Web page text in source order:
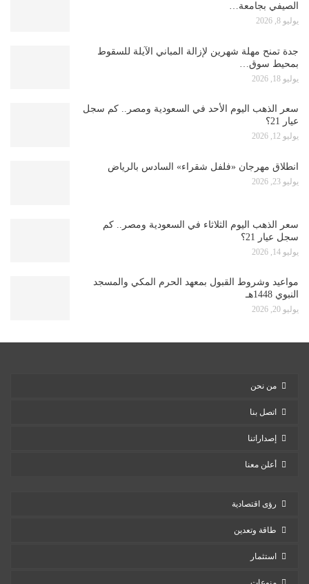
الصيفي بجامعة…
يوليو 8, 2026
جدة تمنح مهلة شهرين لإزالة المباني الآيلة للسقوط
بمحيط سوق…
يوليو 18, 2026
سعر الذهب اليوم الأحد في السعودية ومصر.. كم سجل
عيار 21؟
يوليو 12, 2026
انطلاق مهرجان «فلفل شقراء» السادس بالرياض
يوليو 23, 2026
سعر الذهب اليوم الثلاثاء في السعودية ومصر.. كم
سجل عيار 21؟
يوليو 14, 2026
مواعيد وشروط القبول بمعهد الحرم المكي والمسجد
النبوي 1448هـ
يوليو 20, 2026
من نحن
اتصل بنا
إصداراتنا
أعلن معنا
رؤى اقتصادية
طاقة وتعدين
استثمار